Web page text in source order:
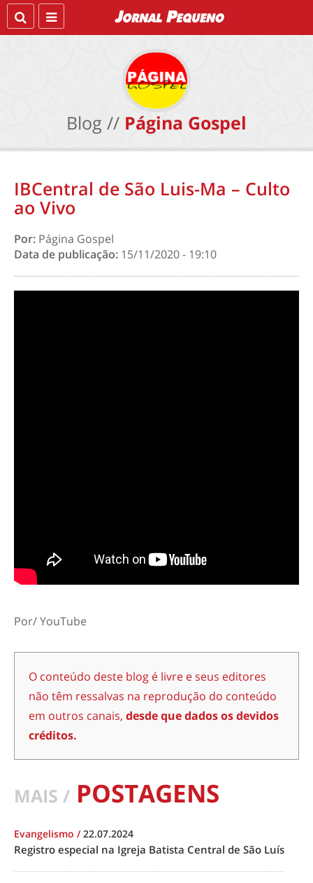
Blog // Página Gospel
IBCentral de São Luis-Ma – Culto
ao Vivo
Por: Página Gospel
Data de publicação: 15/11/2020 - 19:10
Por/ YouTube
O conteúdo deste blog é livre e seus editores
não têm ressalvas na reprodução do conteúdo
em outros canais, desde que dados os devidos
créditos.
MAIS / POSTAGENS
Evangelismo /22.07.2024
Registro especial na Igreja Batista Central de São Luís